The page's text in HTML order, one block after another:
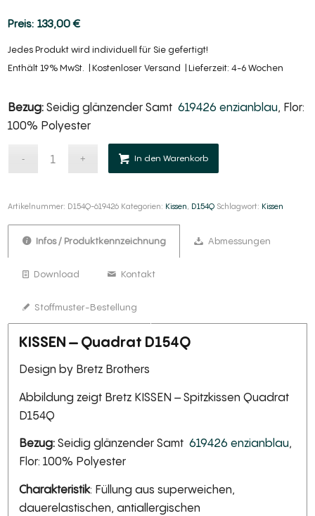
133,00€
Jedes Produkt wird individuell für Sie gefertigt!
Enthält 19% MwSt.
Kostenloser Versand Lieferzeit: 4-6 Wochen
Bezug:Seidig glänzender Samt619426 enzianblau, Flor:
100% Polyester
In den Warenkorb
Artikelnummer: D154Q-619426 Kategorien: Kissen, D154Q Schlagwort: Kissen
Infos / Produktkennzeichnung Abmessungen
Download Kontakt
Stoffmuster-Bestellung
KISSEN – Quadrat D154Q
Design by Bretz Brothers
Abbildung zeigt Bretz KISSEN – Spitzkissen Quadrat
D154Q
Bezug:Seidig glänzender Samt619426 enzianblau,
Flor: 100% Polyester
Charakteristik: Füllung aus superweichen,
dauerelastischen, antiallergischen